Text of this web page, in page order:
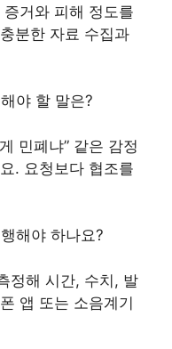
거와 피해 정도를
분한 자료 수집과
야 할 말은?
민폐냐” 같은 감정
. 요청보다 협조를
해야 하나요?
정해 시간, 수치, 발
앱 또는 소음계기